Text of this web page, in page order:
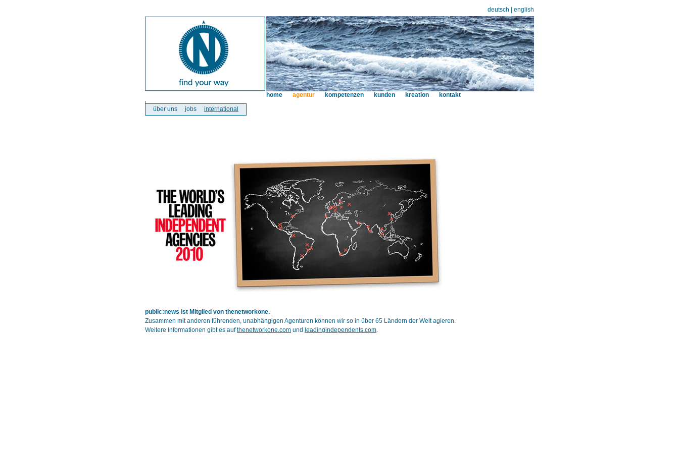
über uns jobs international
deutsch english
home agentur kompetenzen kunden kreation kontakt
public:news ist Mitglied von thenetworkone.
Zusammen mit anderen führenden, unabhängigen Agenturen können wir so in über 65 Ländern der Welt agieren.
Weitere Informationen gibt es aufthenetworkone.com und leadingindependents.com.